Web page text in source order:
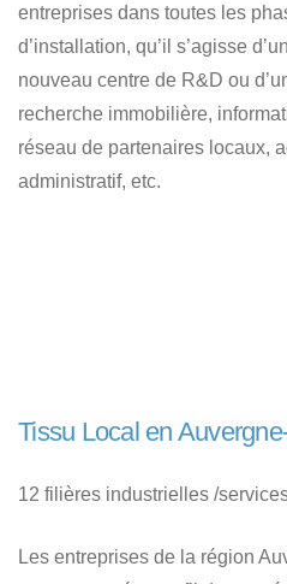
entreprises dans toutes les
d’installation, qu’il s’agisse
nouveau centre de R&D ou
recherche immobilière,
réseau de partenaires locaux,
administratif, etc.
Tissu Local en
12 filières industrielles /
Les entreprises de la région